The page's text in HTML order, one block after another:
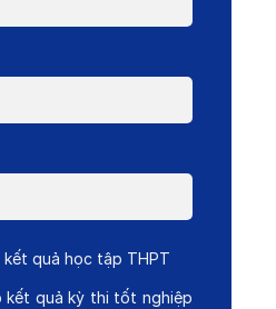
quả học tập THPT
kết quả kỳ thi tốt nghiệp